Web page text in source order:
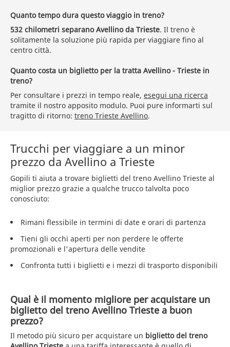
Quanto tempo dura questo viaggio in treno?
532 chilometri separano Avellino da Trieste. Il treno è
solitamente la soluzione più rapida per viaggiare fino al
centro città.
Quanto costa un biglietto per la tratta Avellino - Trieste in
treno?
Per consultare i prezzi in tempo reale, esegui una ricerca
tramite il nostro apposito modulo. Puoi pure informarti sul
tragitto di ritorno: treno Trieste Avellino.
Trucchi per viaggiare a un minor
prezzo da Avellino a Trieste
Gopili ti aiuta a trovare biglietti del treno Avellino Trieste al
miglior prezzo grazie a qualche trucco talvolta poco
conosciuto:
Rimani flessibile in termini di date e orari di partenza
Tieni gli occhi aperti per non perdere le offerte
promozionali e l'apertura delle vendite
Confronta tutti i biglietti e i mezzi di trasporto disponibili
Qual è il momento migliore per acquistare un
biglietto del treno Avellino Trieste a buon
prezzo?
Il metodo più sicuro per acquistare un biglietto del treno